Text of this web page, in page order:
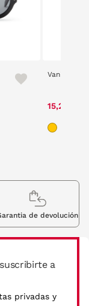
Vanity 2210
15,20 €
a
privadas y
de devolución